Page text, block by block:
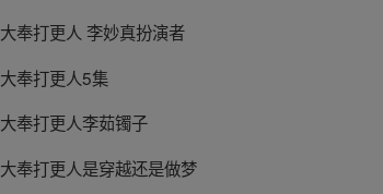
大奉打更人 李妙真扮演者
大奉打更人5集
大奉打更人李茹镯子
大奉打更人是穿越还是做梦